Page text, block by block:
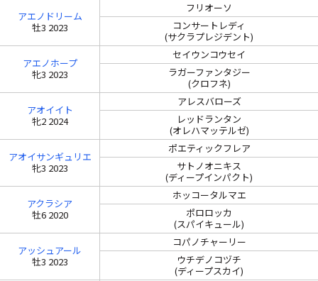
アエノドリーム
牡3 2023
フリオーソ
コンサートレディ
(サクラプレジデント)
アエノホープ
牝3 2023
セイウンコウセイ
ラガーファンタジー
(クロフネ)
アオイイト
牝2 2024
アレスバローズ
レッドランタン
(オレハマッテルゼ)
アオイサンギュリエ
牝3 2023
ポエティックフレア
サトノオニキス
(ディープインパクト)
アクラシア
牡6 2020
ホッコータルマエ
ポロロッカ
(スパイキュール)
アッシュアール
牡3 2023
コパノチャーリー
ウチデノコヅチ
(ディープスカイ)